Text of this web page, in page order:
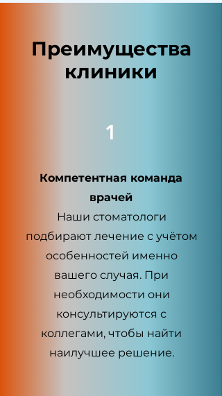
Преимущества
клиники
1
Компетентная команда
врачей
Наши стоматологи
подбирают лечение с учётом
особенностей именно
вашего случая. При
необходимости они
консультируются с
коллегами, чтобы найти
наилучшее решение.